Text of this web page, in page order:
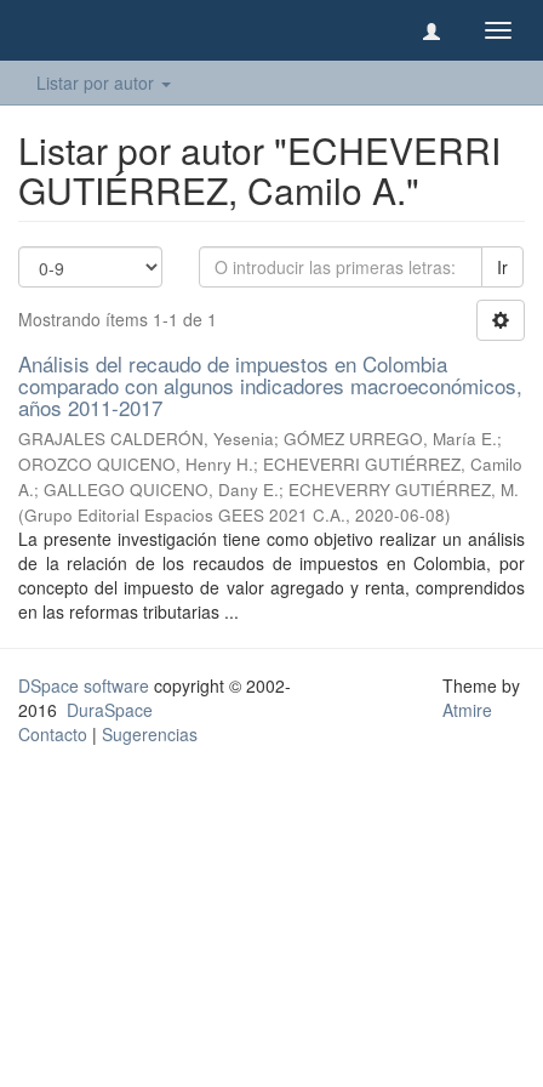
Listar por autor
Listar por autor "ECHEVERRI
GUTIÉRREZ, Camilo A."
Ir
Mostrando ítems 1-1 de 1
Análisis del recaudo de impuestos en Colombia
comparado con algunos indicadores macroeconómicos,
años 2011-2017
GRAJALES CALDERÓN, Yesenia; GÓMEZ URREGO, María E.;
OROZCO QUICENO, Henry H.; ECHEVERRI GUTIÉRREZ, Camilo
A.; GALLEGO QUICENO, Dany E.; ECHEVERRY GUTIÉRREZ, M.
(Grupo Editorial Espacios GEES 2021 C.A., 2020-06-08)
La presente investigación tiene como objetivo realizar un análisis
de la relación de los recaudos de impuestos en Colombia, por
concepto del impuesto de valor agregado y renta, comprendidos
en las reformas tributarias ...
DSpace software copyright © 2002-
2016 DuraSpace
Contacto | Sugerencias
Theme by
Atmire